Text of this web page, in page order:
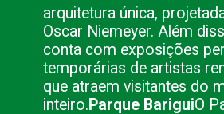
arquitetura única,
Oscar Niemeyer. Além
conta com exposições
temporárias de artistas
que atraem visitantes do
inteiro.Parque BariguiO